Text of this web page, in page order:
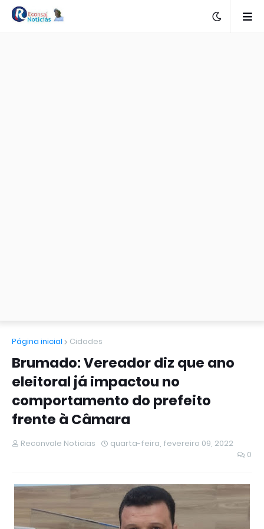
Página inicial Cidades
Brumado: Vereador diz que ano
eleitoral já impactou no
comportamento do prefeito
frente à Câmara
Reconvale Noticias
quarta-feira, fevereiro 09, 2022
0